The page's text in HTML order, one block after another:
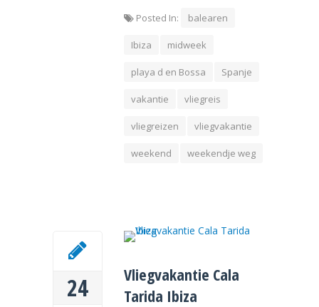
Posted In: balearen
Ibiza midweek
playa d en Bossa Spanje
vakantie vliegreis
vliegreizen vliegvakantie
weekend weekendje weg
24
Vliegvakantie Cala
Tarida Ibiza